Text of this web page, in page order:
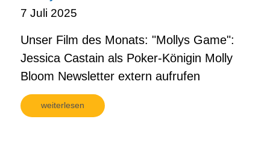
7 Juli 2025
Unser Film des Monats: "Mollys Game":
Jessica Castain als Poker-Königin Molly
Bloom Newsletter extern aufrufen
weiterlesen